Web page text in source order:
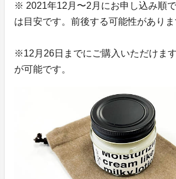
※ 2021年12月〜2月にお申し込み順
は目安です。前後する可能性がありま
※12月26日までにご購入いただけま
が可能です。